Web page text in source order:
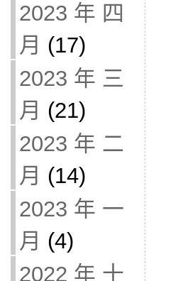
2023 年 四
月 (17)
2023 年 三
月 (21)
2023 年 二
月 (14)
2023 年 一
月 (4)
2022 年 十